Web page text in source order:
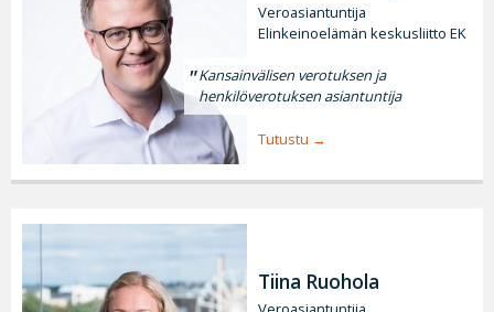
Veroasiantuntija
Elinkeinoelämän keskusliitto EK
Kansainvälisen verotuksen ja
henkilöverotuksen asiantuntija
Tutustu
Tiina Ruohola